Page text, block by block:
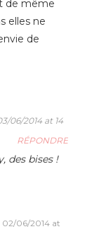
de même
elles ne
de
06/2014 at 14
RÉPONDRE
des bises !
02/06/2014 at